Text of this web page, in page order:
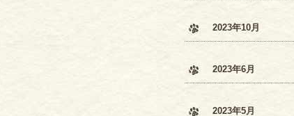
2023年10月
2023年6月
2023年5月